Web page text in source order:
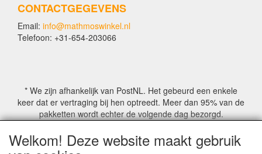
CONTACTGEGEVENS
Email: info@mathmoswinkel.nl
Telefoon: +31-654-203066
* We zijn afhankelijk van PostNL. Het gebeurd een enkele
keer dat er vertraging bij hen optreedt. Meer dan 95% van de
pakketten wordt echter de volgende dag bezorgd.
© COPYRIGHT by Mathmoswinkel.nl
Welkom! Deze website maakt gebruik